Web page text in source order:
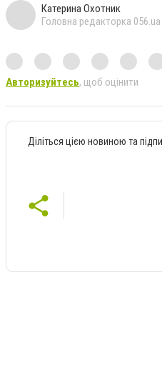
Катерина Охотник
Головна редакторка 056.ua
Авторизуйтесь, щоб оцінити
Діліться цією новиною та